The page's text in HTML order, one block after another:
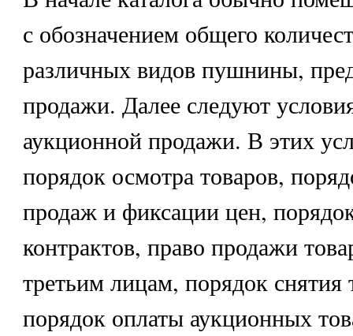
с обозначением общего
различных видов пушнины,
продажи. Далее следуют
аукционной продажи. В этих
порядок осмотра товаров,
продаж и фиксации цен,
контрактов, право продажи
третьим лицам, порядок снятия
порядок оплаты аукционных